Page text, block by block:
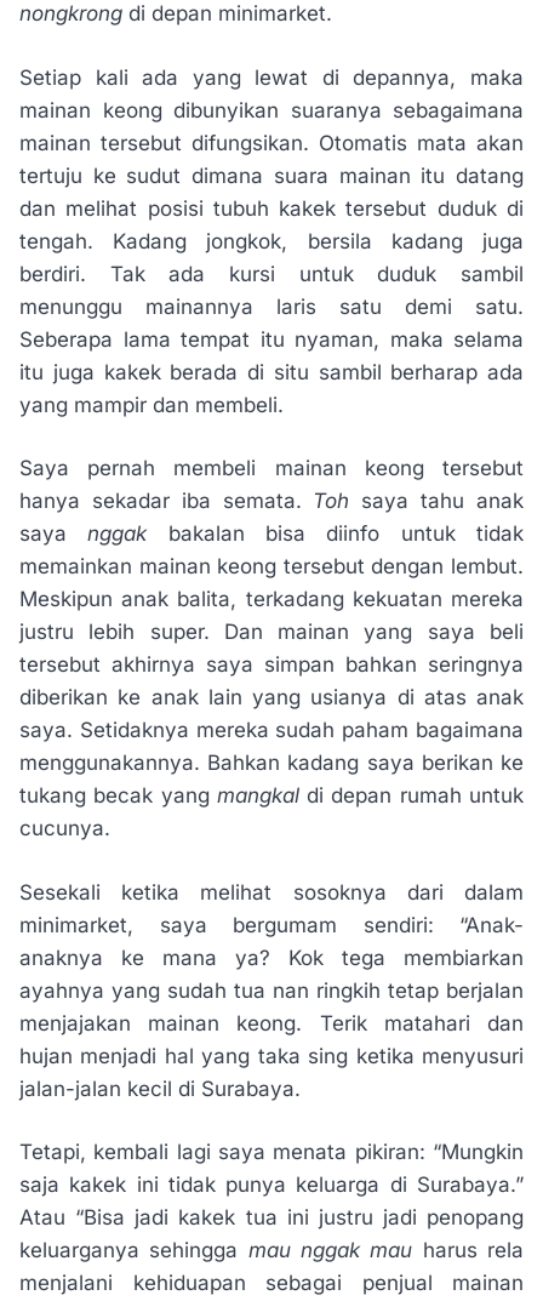
nongkrong di depan minimarket.
Setiap kali ada yang lewat di depannya, maka
mainan keong dibunyikan suaranya sebagaimana
mainan tersebut difungsikan. Otomatis mata akan
tertuju ke sudut dimana suara mainan itu datang
dan melihat posisi tubuh kakek tersebut duduk di
tengah. Kadang jongkok, bersila kadang juga
berdiri. Tak ada kursi untuk duduk sambil
menunggu mainannya laris satu demi satu.
Seberapa lama tempat itu nyaman, maka selama
itu juga kakek berada di situ sambil berharap ada
yang mampir dan membeli.
Saya pernah membeli mainan keong tersebut
hanya sekadar iba semata. Toh saya tahu anak
sayanggak bakalan bisa diinfo untuk tidak
memainkan mainan keong tersebut dengan lembut.
Meskipun anak balita, terkadang kekuatan mereka
justru lebih super. Dan mainan yang saya beli
tersebut akhirnya saya simpan bahkan seringnya
diberikan ke anak lain yang usianya di atas anak
saya. Setidaknya mereka sudah paham bagaimana
menggunakannya. Bahkan kadang saya berikan ke
tukang becak yang mangkal di depan rumah untuk
cucunya.
Sesekali ketika melihat sosoknya dari dalam
minimarket, saya bergumam sendiri: “Anak-
anaknya ke mana ya? Kok tega membiarkan
ayahnya yang sudah tua nan ringkih tetap berjalan
menjajakan mainan keong. Terik matahari dan
hujan menjadi hal yang taka sing ketika menyusuri
jalan-jalan kecil di Surabaya.
Tetapi, kembali lagi saya menata pikiran: “Mungkin
saja kakek ini tidak punya keluarga di Surabaya.”
Atau “Bisa jadi kakek tua ini justru jadi penopang
keluarganya sehingga mau nggak mau harus rela
menjalani kehiduapan sebagai penjual mainan